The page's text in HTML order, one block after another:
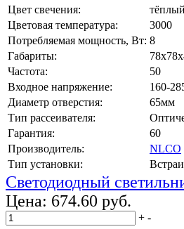
Цвет свечения:
тёплый
Цветовая температура:
3000
Потребляемая мощность, Вт: 8
Габариты:
Частота:
50
Входное напряжение:
160-
Диаметр отверстия:
65мм
Тип рассеивателя:
Гарантия:
60
Производитель:
NLCO
Тип установки:
Светодиодный
Цена: 674.60 руб.
+ -